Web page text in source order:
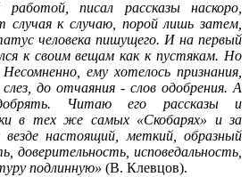
работой, писал рассказы наскоро,
к случаю, порой лишь затем,
человека пишущего. И на первый
к своим вещам как к пустякам. Но
ему хотелось признания,
до отчаяния - слов одобрения. А
Читаю его рассказы и
в тех же самых «Скобарях» и за
настоящий, меткий, образный
доверительность, исповедальность,
подлинную» (В. Клевцов).